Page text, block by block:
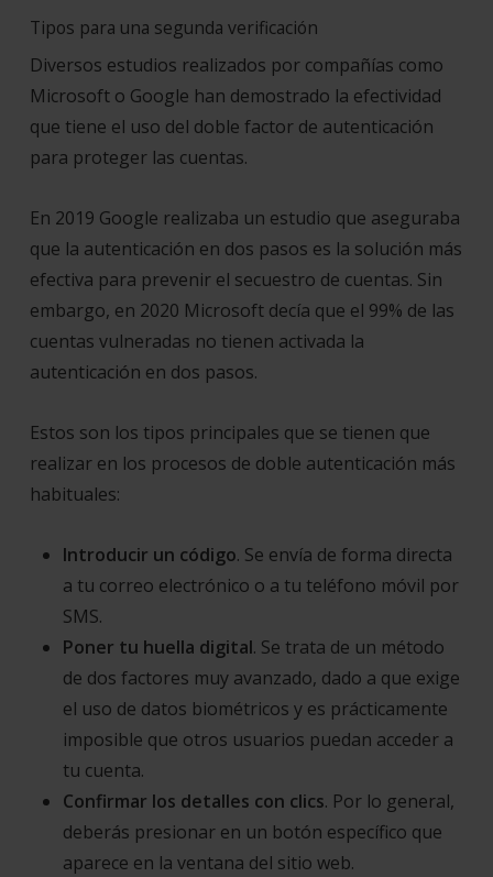
Tipos para una segunda verificación
Diversos estudios realizados por compañías como
Microsoft o Google han demostrado la efectividad
que tiene el uso del doble factor de autenticación
para proteger las cuentas.
En 2019 Google realizaba un estudio que aseguraba
que la autenticación en dos pasos es la solución más
efectiva para prevenir el secuestro de cuentas. Sin
embargo, en 2020 Microsoft decía que el 99% de las
cuentas vulneradas no tienen activada la
autenticación en dos pasos.
Estos son los tipos principales que se tienen que
realizar en los procesos de doble autenticación más
habituales:
Introducir un código. Se envía de forma directa
a tu correo electrónico o a tu teléfono móvil por
SMS.
Poner tu huella digital. Se trata de un método
de dos factores muy avanzado, dado a que exige
el uso de datos biométricos y es prácticamente
imposible que otros usuarios puedan acceder a
tu cuenta.
Confirmar los detalles con clics. Por lo general,
deberás presionar en un botón específico que
aparece en la ventana del sitio web.